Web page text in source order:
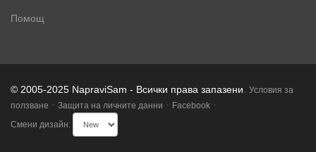
Помощ
© 2005-2025 NapraviSam - Всички права запазени. Условия за
ползване · Защита на личните данни · Facebook ·
Смени дизайн: